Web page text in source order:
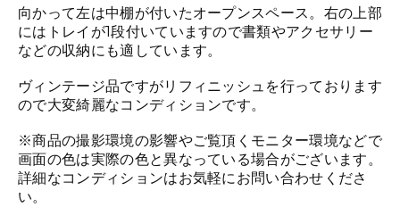
向かって左は中棚が付いたオープンスペース。右の上部
にはトレイが1段付いていますので書類やアクセサリー
などの収納にも適しています。
ヴィンテージ品ですがリフィニッシュを行っております
ので大変綺麗なコンディションです。
※商品の撮影環境の影響やご覧頂くモニター環境などで
画面の色は実際の色と異なっている場合がございます。
詳細なコンディションはお気軽にお問い合わせくださ
い。